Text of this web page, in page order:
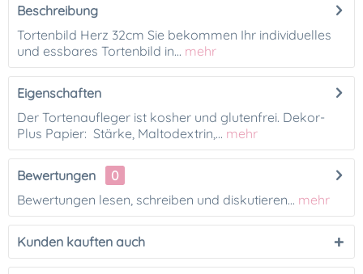
Beschreibung
Tortenbild Herz 32cm Sie bekommen Ihr individuelles
und essbares Tortenbild in... mehr
Eigenschaften
Der Tortenaufleger ist kosher und glutenfrei. Dekor-
Plus Papier: Stärke, Maltodextrin,... mehr
Bewertungen
0
Bewertungen lesen, schreiben und diskutieren... mehr
Kunden kauften auch